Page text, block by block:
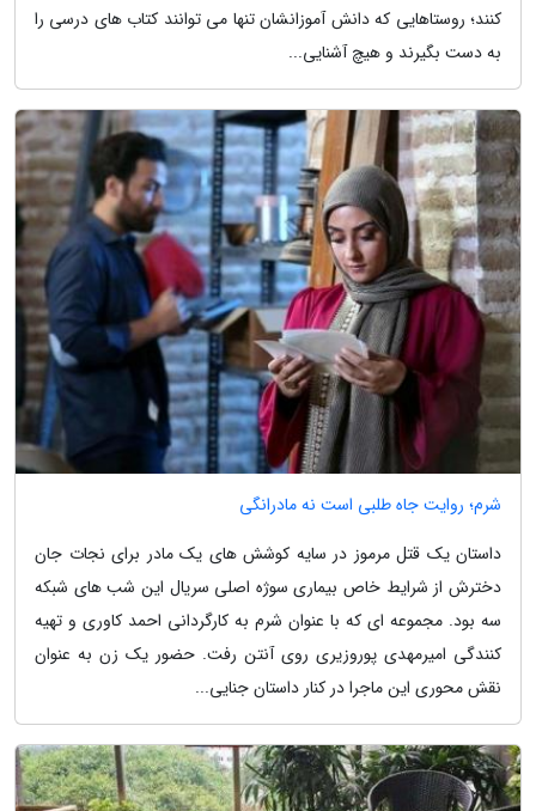
کنند؛ روستاهایی که دانش آموزانشان تنها می توانند کتاب های درسی را
به دست بگیرند و هیچ آشنایی...
شرم؛ روایت جاه طلبی است نه مادرانگی
داستان یک قتل مرموز در سایه کوشش های یک مادر برای نجات جان
دخترش از شرایط خاص بیماری سوژه اصلی سریال این شب های شبکه
سه بود. مجموعه ای که با عنوان شرم به کارگردانی احمد کاوری و تهیه
کنندگی امیرمهدی پوروزیری روی آنتن رفت. حضور یک زن به عنوان
نقش محوری این ماجرا در کنار داستان جنایی...